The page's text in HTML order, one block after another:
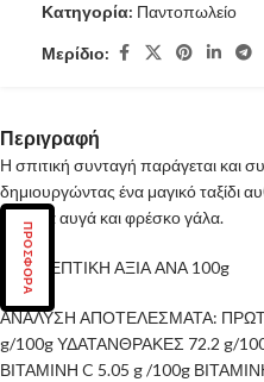
Κατηγορία: Παντοπωλείο
Μερίδιο:
Περιγραφή
Η σπιτική συνταγή παράγεται και
δημιουργώντας ένα μαγικό ταξίδι
φρέσκα αυγά και φρέσκο γάλα.
ΔΙΑΘΡΕΠΤΙΚΗ ΑΞΙΑ ΑΝΑ 100g
ΑΝΑΛΥΣΗ ΑΠΟΤΕΛΕΣΜΑΤΑ:
g/100g ΥΔΑΤΑΝΘΡΑΚΕΣ 72.2 g/
ΒΙΤΑΜΙΝΗ C 5.05 g /100g
ΠΡΟΣΦΟΡΑ